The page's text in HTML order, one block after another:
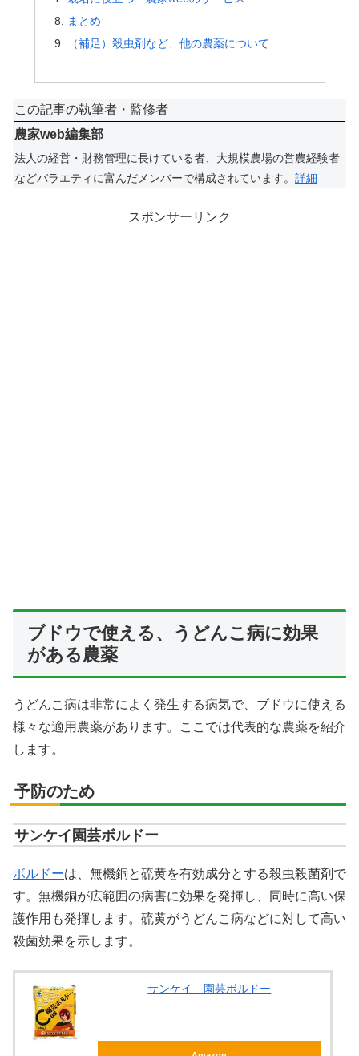
まとめ
（補足）殺虫剤など、他の農薬について
この記事の執筆者・監修者
農家web編集部
法人の経営・財務管理に長けている者、大規模農場の営農経験者
などバラエティに富んだメンバーで構成されています。 詳細
スポンサーリンク
ブドウで使える、うどんこ病に効果
がある農薬
うどんこ病は非常によく発生する病気で、ブドウに使える
様々な適用農薬があります。ここでは代表的な農薬を紹介
します。
予防のため
サンケイ園芸ボルドー
ボルドーは、無機銅と硫黄を有効成分とする殺虫殺菌剤で
す。無機銅が広範囲の病害に効果を発揮し、同時に高い保
護作用も発揮します。硫黄がうどんこ病などに対して高い
殺菌効果を示します。
サンケイ 園芸ボルドー